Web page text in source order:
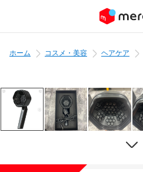
ホーム コスメ・美容 ヘアケア